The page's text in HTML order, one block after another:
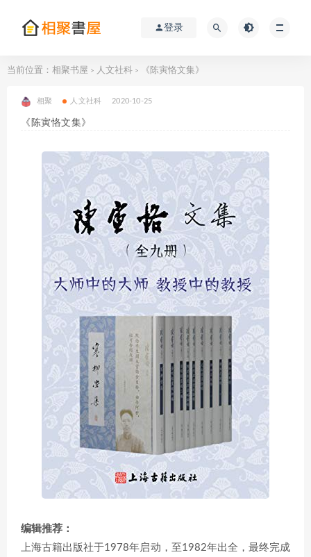
登录
当前位置： 相聚书屋 > 人文社科 > 《陈寅恪文集》
相聚 人文社科 2020-10-25
《陈寅恪文集》
编辑推荐：
上海古籍出版社于1978年启动，至1982年出全，最终完成